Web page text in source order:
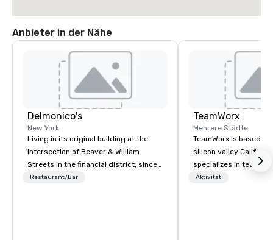
Anbieter in der Nähe
Delmonico's
New York
Living in its original building at the
intersection of Beaver & William
Streets in the financial district, since
1837, Delmonico’s has welcomed a
Restaurant/Bar
TeamWorx
Mehrere Städte
TeamWorx is based
silicon valley
specializes in team
tech companies and
Aktivität